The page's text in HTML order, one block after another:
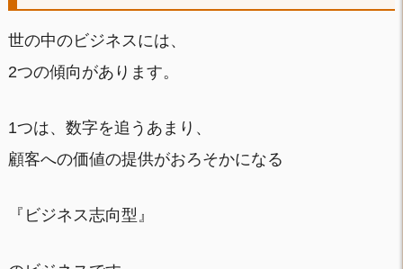
世の中のビジネスには、
2つの傾向があります。
1つは、数字を追うあまり、
顧客への価値の提供がおろそかになる
『ビジネス志向型』